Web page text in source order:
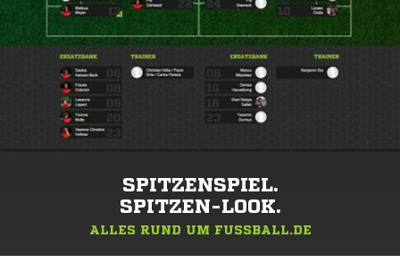
SPITZENSPIEL.
SPITZEN-LOOK.
ALLES RUND UM FUSSBALL.DE